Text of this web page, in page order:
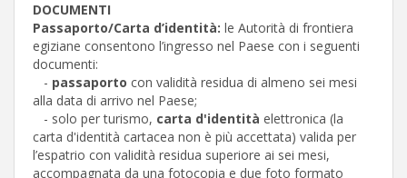
DOCUMENTI
Passaporto/Carta d’identità: le Autorità di frontiera
egiziane consentono l’ingresso nel Paese con i seguenti
documenti:
- passaporto con validità residua di almeno sei mesi
alla data di arrivo nel Paese;
- solo per turismo, carta d'identità elettronica (la
carta d'identità cartacea non è più accettata) valida per
l’espatrio con validità residua superiore ai sei mesi,
accompagnata da una fotocopia e due foto formato